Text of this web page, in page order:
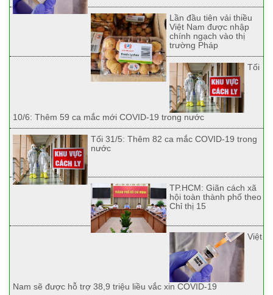
Lần đầu tiên vải thiều
Việt Nam được nhập
chính ngạch vào thị
trường Pháp
Tối
10/6: Thêm 59 ca mắc mới COVID-19 trong nước
Tối 31/5: Thêm 82 ca mắc COVID-19 trong
nước
TP.HCM: Giãn cách xã
hội toàn thành phố theo
Chỉ thị 15
Việt
Nam sẽ được hỗ trợ 38,9 triệu liều vắc xin COVID-19